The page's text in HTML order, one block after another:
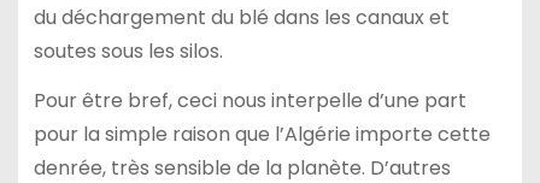
du déchargement du blé dans les canaux et
soutes sous les silos.
Pour être bref, ceci nous interpelle d’une part
pour la simple raison que l’Algérie importe cette
denrée, très sensible de la planète. D’autres